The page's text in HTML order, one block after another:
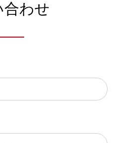
合わせ